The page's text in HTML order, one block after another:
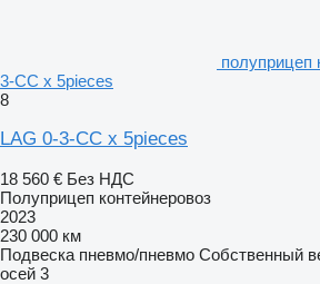
полуприцеп
3-CC x 5pieces
8
LAG 0-3-CC x 5pieces
18 560 € Без НДС
Полуприцеп контейнеровоз
2023
230 000 км
Подвеска пневмо/пневмо Собственный
осей 3